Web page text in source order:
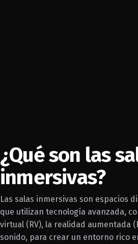
¿Qué son las
inmersivas?
Las salas inmersivas son espacios
que utilizan tecnología avanzada,
virtual (RV), la realidad aumentada
sonido, para crear un entorno rico